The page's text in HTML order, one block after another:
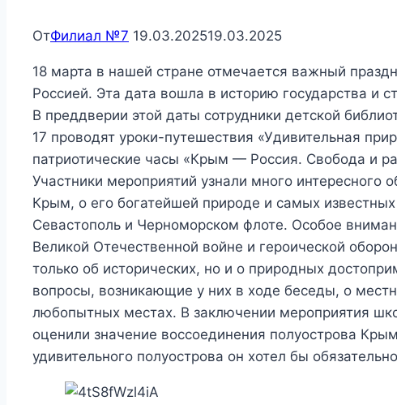
ОтФилиал №7 19.03.202519.03.2025
18 марта в нашей стране отмечается важный
Россией. Эта дата вошла в историю государства и
В преддверии этой даты сотрудники детской
17 проводят уроки-путешествия «Удивительная
патриотические часы «Крым — Россия. Свобода и
Участники мероприятий узнали много интересного
Крым, о его богатейшей природе и самых
Севастополь и Черноморском флоте. Особое
Великой Отечественной войне и героической
только об исторических, но и о природных
вопросы, возникающие у них в ходе беседы, о
любопытных местах. В заключении мероприятия
оценили значение воссоединения полуострова
удивительного полуострова он хотел бы